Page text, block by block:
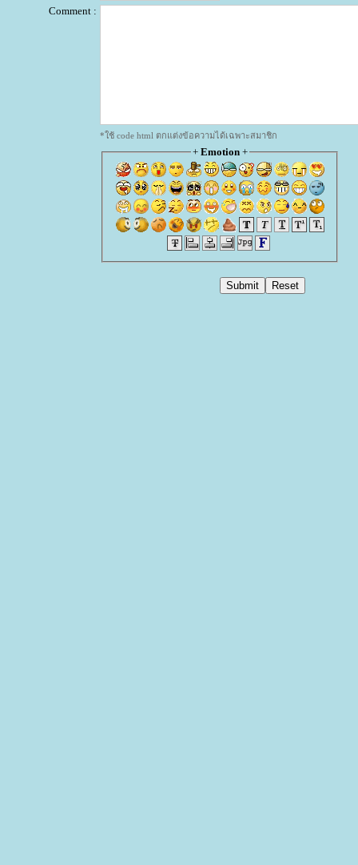
Comment :
*ใช้ code html ตกแต่งข้อความได้เฉพาะสมาชิก
+ Emotion+